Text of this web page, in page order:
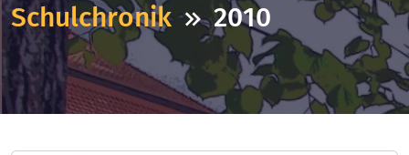
Schulchronik 2010